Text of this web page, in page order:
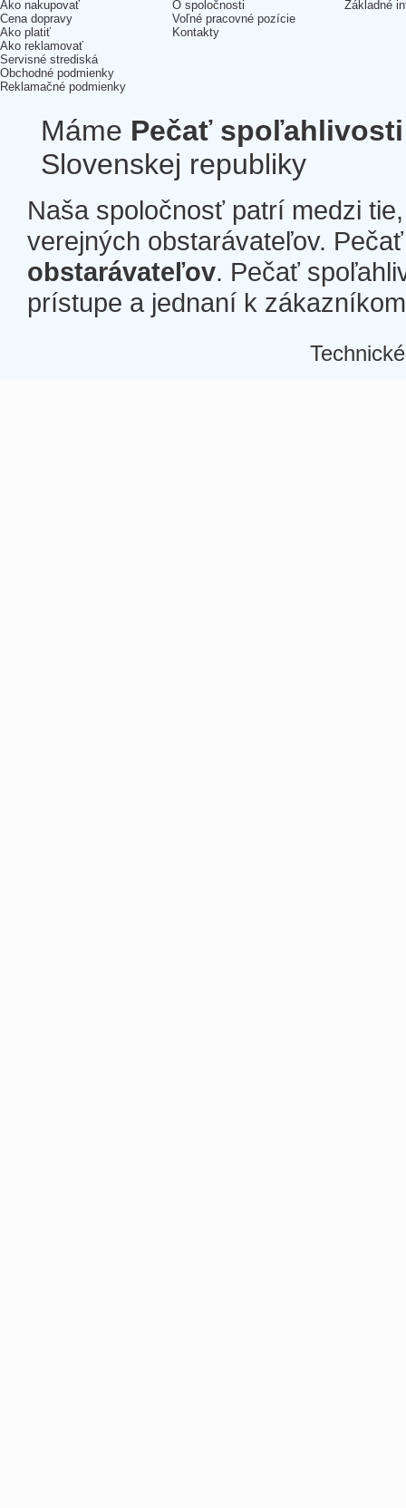
Ako nakupovať
Cena dopravy
Ako platiť
Ako reklamovať
Servisné strediská
Obchodné podmienky
Reklamačné podmienky
O spoločnosti
Voľné pracovné pozície
Kontakty
Základné
Máme Pečať spoľahlivosti
Slovenskej republiky
Naša spoločnosť patrí medzi
verejných obstarávateľov.
obstarávateľov. Pečať
prístupe a jednaní k